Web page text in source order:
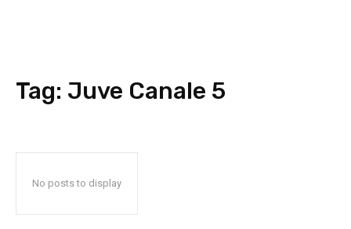
Tag: Juve Canale 5
No posts to display